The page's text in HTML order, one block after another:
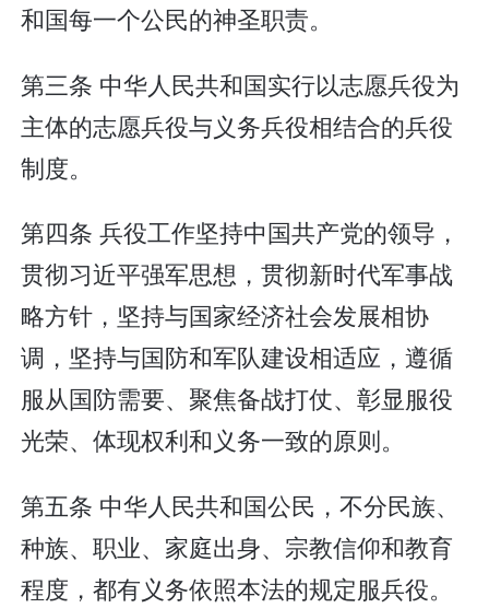
和国每一个公民的神圣职责。
第三条 中华人民共和国实行以志愿兵役为
主体的志愿兵役与义务兵役相结合的兵役
制度。
第四条 兵役工作坚持中国共产党的领导，
贯彻习近平强军思想，贯彻新时代军事战
略方针，坚持与国家经济社会发展相协
调，坚持与国防和军队建设相适应，遵循
服从国防需要、聚焦备战打仗、彰显服役
光荣、体现权利和义务一致的原则。
第五条 中华人民共和国公民，不分民族、
种族、职业、家庭出身、宗教信仰和教育
程度，都有义务依照本法的规定服兵役。